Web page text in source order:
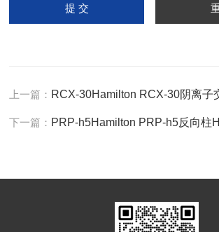
上一篇： RCX-30Hamilton RCX-30阴离子交
下一篇： PRP-h5Hamilton PRP-h5反向柱